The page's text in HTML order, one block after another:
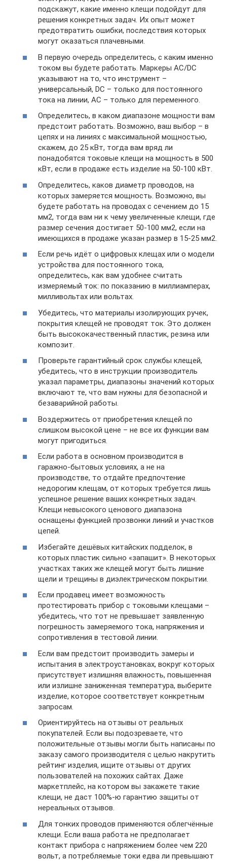
подскажут, какие именно клещи подойдут для
решения конкретных задач. Их опыт может
предотвратить ошибки, последствия которых
могут оказаться плачевными.
В первую очередь определитесь, с каким именно
током вы будете работать. Маркеры AC/DC
указывают на то, что инструмент –
универсальный, DC – только для постоянного
тока на линии, AC – только для переменного.
Определитесь, в каком диапазоне мощности вам
предстоит работать. Возможно, ваш выбор – в
цепях и на линиях с максимальной мощностью,
скажем, до 25 кВт, тогда вам вряд ли
понадобятся токовые клещи на мощность в 500
кВт, если в продаже есть изделие на 50-100 кВт.
Определитесь, каков диаметр проводов, на
которых замеряется мощность. Возможно, вы
будете работать на проводах с сечением до 15
мм2, тогда вам ни к чему увеличенные клещи, где
размер сечения достигает 50-100 мм2, если на
имеющихся в продаже указан размер в 15-25 мм2.
Если речь идёт о цифровых клещах или о модели
устройства для постоянного тока,
определитесь, как вам удобнее считать
измеряемый ток: по показанию в миллиамперах,
милливольтах или вольтах.
Убедитесь, что материалы изолирующих ручек,
покрытия клещей не проводят ток. Это должен
быть высококачественный пластик, резина или
композит.
Проверьте гарантийный срок службы клещей,
убедитесь, что в инструкции производитель
указал параметры, диапазоны значений которых
включают те, что вам нужны для безопасной и
безаварийной работы.
Воздержитесь от приобретения клещей по
слишком высокой цене – не все их функции вам
могут пригодиться.
Если работа в основном производится в
гаражно-бытовых условиях, а не на
производстве, то отдайте предпочтение
недорогим клещам, от которых требуется лишь
успешное решение ваших конкретных задач.
Клещи невысокого ценового диапазона
оснащены функцией прозвонки линий и участков
цепей.
Избегайте дешёвых китайских подделок, в
которых пластик сильно «запашит». В некоторых
участках таких же клещей могут быть лишние
щели и трещины в диэлектрическом покрытии.
Если продавец имеет возможность
протестировать прибор с токовыми клещами –
убедитесь, что тот не превышает заявленную
погрешность замеряемого тока, напряжения и
сопротивления в тестовой линии.
Если вам предстоит производить замеры и
испытания в электроустановках, вокруг которых
присутствует излишняя влажность, повышенная
или излишне заниженная температура, выберите
изделие, которое соответствует конкретным
запросам.
Ориентируйтесь на отзывы от реальных
покупателей. Если вы подозреваете, что
положительные отзывы могли быть написаны по
заказу самого производителя с целью накрутить
рейтинг изделия, ищите отзывы от других
пользователей на похожих сайтах. Даже
маркетплейс, на котором вы закажете такие
клещи, не даст 100%-ю гарантию защиты от
нереальных отзывов.
Для тонких проводов применяются облегчённые
клещи. Если ваша работа не предполагает
контакт прибора с напряжением более чем 220
вольт, а потребляемые токи едва ли превышают